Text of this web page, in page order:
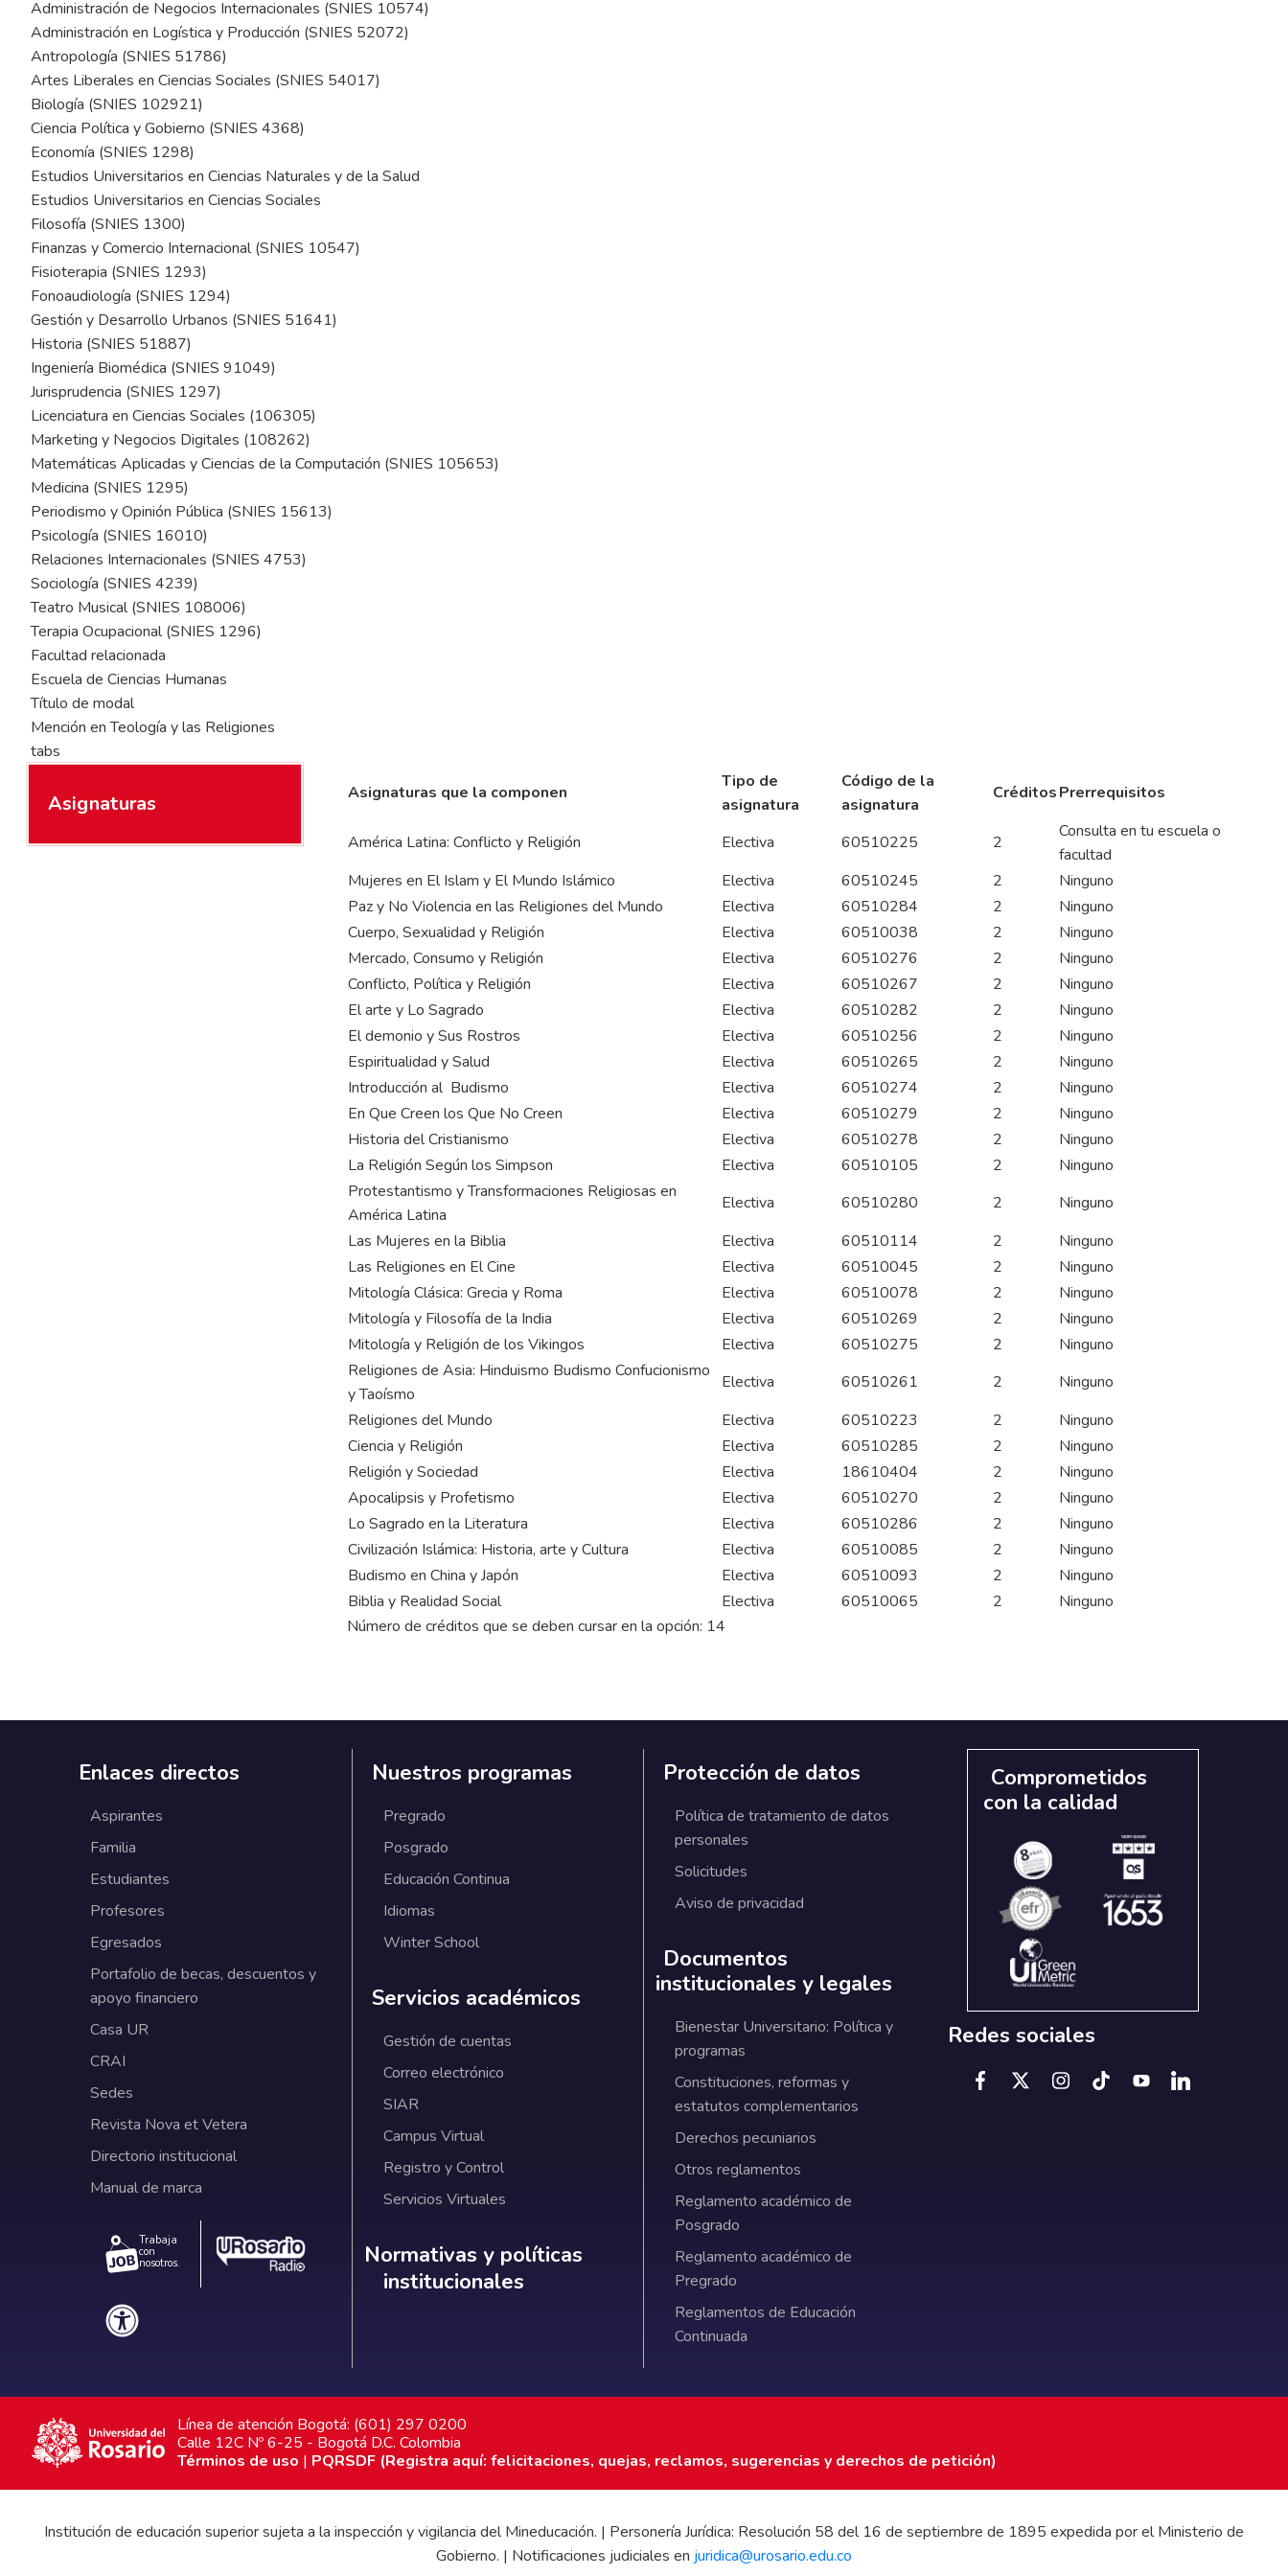
Administración de Negocios Internacionales (SNIES 10574)
Administración en Logística y Producción (SNIES 52072)
Antropología (SNIES 51786)
Artes Liberales en Ciencias Sociales (SNIES 54017)
Biología (SNIES 102921)
Ciencia Política y Gobierno (SNIES 4368)
Economía (SNIES 1298)
Estudios Universitarios en Ciencias Naturales y de la Salud
Estudios Universitarios en Ciencias Sociales
Filosofía (SNIES 1300)
Finanzas y Comercio Internacional (SNIES 10547)
Fisioterapia (SNIES 1293)
Fonoaudiología (SNIES 1294)
Gestión y Desarrollo Urbanos (SNIES 51641)
Historia (SNIES 51887)
Ingeniería Biomédica (SNIES 91049)
Jurisprudencia (SNIES 1297)
Licenciatura en Ciencias Sociales (106305)
Marketing y Negocios Digitales (108262)
Matemáticas Aplicadas y Ciencias de la Computación (SNIES 105653)
Medicina (SNIES 1295)
Periodismo y Opinión Pública (SNIES 15613)
Psicología (SNIES 16010)
Relaciones Internacionales (SNIES 4753)
Sociología (SNIES 4239)
Teatro Musical (SNIES 108006)
Terapia Ocupacional (SNIES 1296)
Facultad relacionada
Escuela de Ciencias Humanas
Título de modal
Mención en Teología y las Religiones
tabs
Asignaturas Asignaturas que la componen
Tipo de
asignatura
Código de la
asignatura
CréditosPrerrequisitos
América Latina: Conflicto y Religión Electiva 60510225 2
Consulta en tu escuela o
facultad
Mujeres en El Islam y El Mundo Islámico
Electiva 60510245 2
Ninguno
Paz y No Violencia en las Religiones del Mundo
Electiva 60510284 2
Ninguno
Cuerpo, Sexualidad y Religión
Electiva 60510038 2
Ninguno
Mercado, Consumo y Religión
Electiva 60510276 2
Ninguno
Conflicto, Política y Religión
Electiva 60510267 2
Ninguno
El arte y Lo Sagrado
Electiva 60510282 2
Ninguno
El demonio y Sus Rostros
Electiva 60510256 2
Ninguno
Espiritualidad y Salud
Electiva 60510265 2
Ninguno
Introducción al Budismo
Electiva 60510274 2
Ninguno
En Que Creen los Que No Creen
Electiva 60510279 2
Ninguno
Historia del Cristianismo
Electiva 60510278 2
Ninguno
La Religión Según los Simpson
Electiva 60510105 2
Ninguno
Protestantismo y Transformaciones Religiosas en
América Latina
Electiva 60510280 2
Ninguno
Las Mujeres en la Biblia
Electiva 60510114 2
Ninguno
Las Religiones en El Cine
Electiva 60510045 2
Ninguno
Mitología Clásica: Grecia y Roma
Electiva 60510078 2
Ninguno
Mitología y Filosofía de la India
Electiva 60510269 2
Ninguno
Mitología y Religión de los Vikingos
Electiva 60510275 2
Ninguno
Religiones de Asia: Hinduismo Budismo Confucionismo
y Taoísmo
Electiva 60510261 2
Ninguno
Religiones del Mundo
Electiva 60510223 2
Ninguno
Ciencia y Religión
Electiva 60510285 2
Ninguno
Religión y Sociedad
Electiva 18610404 2
Ninguno
Apocalipsis y Profetismo
Electiva 60510270 2
Ninguno
Lo Sagrado en la Literatura
Electiva 60510286 2
Ninguno
Civilización Islámica: Historia, arte y Cultura
Electiva 60510085 2
Ninguno
Budismo en China y Japón
Electiva 60510093 2
Ninguno
Biblia y Realidad Social
Electiva 60510065 2
Ninguno
Número de créditos que se deben cursar en la opción: 14
Enlaces directos
Aspirantes
Familia
Estudiantes
Profesores
Egresados
Portafolio de becas, descuentos y
apoyo financiero
Casa UR
CRAI
Sedes
Revista Nova et Vetera
Directorio institucional
Manual de marca
Trabaja
con
nosotros.
Nuestros programas
Pregrado
Posgrado
Educación Continua
Idiomas
Winter School
Servicios académicos
Gestión de cuentas
Correo electrónico
SIAR
Campus Virtual
Registro y Control
Servicios Virtuales
Normativas y políticas institucionales
Normativas y políticas
institucionales
Protección de datos
Política de tratamiento de datos
personales
Solicitudes
Aviso de privacidad
Documentos
institucionales y legales
Bienestar Universitario: Política y
programas
Constituciones, reformas y
estatutos complementarios
Derechos pecuniarios
Otros reglamentos
Reglamento académico de
Posgrado
Reglamento académico de
Pregrado
Reglamentos de Educación
Continuada
Comprometidos
con la calidad
Redes sociales
Línea de atención Bogotá: (601) 297 0200
Calle 12C Nº 6-25 - Bogotá D.C. Colombia
Términos de uso | PQRSDF (Registra aquí: felicitaciones, quejas, reclamos, sugerencias y derechos de petición)
Institución de educación superior sujeta a la inspección y vigilancia del Mineducación. | Personería Jurídica: Resolución 58 del 16 de septiembre de 1895 expedida por el Ministerio de
Gobierno. | Notificaciones judiciales en juridica@urosario.edu.co